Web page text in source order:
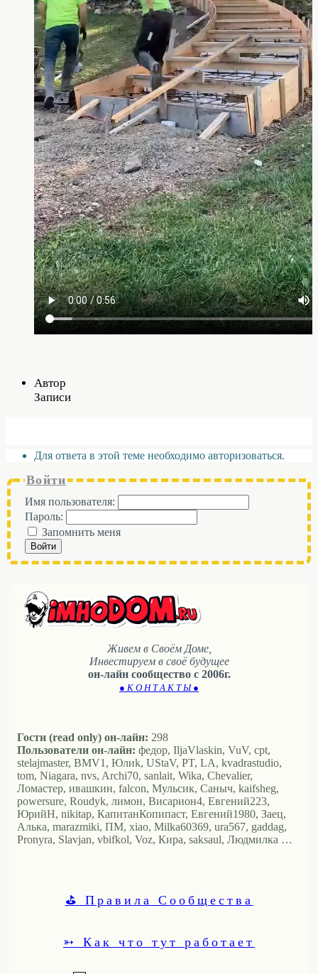
Автор
Записи
Для ответа в этой теме необходимо авторизоваться.
Войти
Имя пользователя:
Пароль:
Запомнить меня
Войти
Живем в Своём Доме,
Инвестируем в своё будущее
он-лайн сообщество с 2006г.
● К О Н Т А К Т Ы ●
Гости (read only) он-лайн: 298
Пользователи он-лайн: федор, IljaVlaskin, VuV, cpt,
stelajmaster, BMV1, Юлиk, UStaV, PT, LA, kvadrastudio,
tom, Niagara, nvs, Archi70, sanlait, Wika, Chevalier,
Ломастер, ивашкин, falcon, Мульсик, Саныч, kaifsheg,
powersure, Roudyk, лимон, Висариoн4, Евгений223,
ЮрийН, nikitap, КапитанКопипаст, Евгений1980, Заец,
Алька, marazmiki, ПМ, xiao, Milka60369, ura567, gaddag,
Pronyra, Slavjan, vbifkol, Voz, Кира, saksaul, Людмилка …
⛳ Правила Сообщества
➳ Как что тут работает